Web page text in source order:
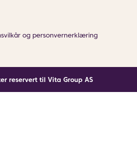
og personvernerklæring
reservert til Vita Group AS